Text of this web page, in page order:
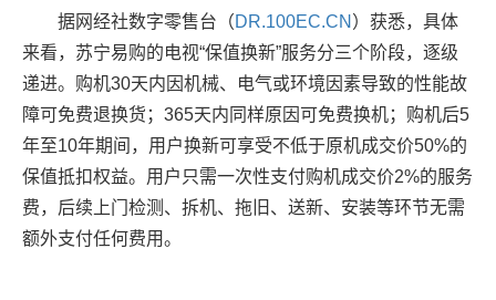
据网经社数字零售台（DR.100EC.CN ）获悉，具体
来看，苏宁易购的电视“保值换新”服务分三个阶段，逐级
递进。购机30天内因机械、电气或环境因素导致的性能故
障可免费退换货；365天内同样原因可免费换机；购机后5
年至10年期间，用户换新可享受不低于原机成交价50%的
保值抵扣权益。用户只需一次性支付购机成交价2%的服务
费，后续上门检测、拆机、拖旧、送新、安装等环节无需
额外支付任何费用。